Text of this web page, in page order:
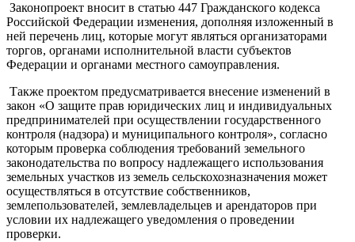
Законопроект вносит в статью 447 Гражданского кодекса
Российской Федерации изменения, дополняя изложенный в
ней перечень лиц, которые могут являться организаторами
торгов, органами исполнительной власти субъектов
Федерации и органами местного самоуправления.
Также проектом предусматривается внесение изменений в
закон «О защите прав юридических лиц и индивидуальных
предпринимателей при осуществлении государственного
контроля (надзора) и муниципального контроля», согласно
которым проверка соблюдения требований земельного
законодательства по вопросу надлежащего использования
земельных участков из земель сельскохозназначения может
осуществляться в отсутствие собственников,
землепользователей, землевладельцев и арендаторов при
условии их надлежащего уведомления о проведении
проверки.